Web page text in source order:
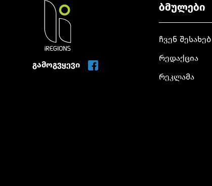
გამოგვყევი
ბმულები
ჩვენ შესახებ
რედაქცია
რეკლამა